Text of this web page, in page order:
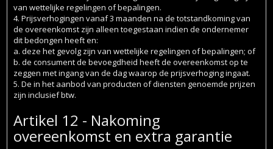
van wettelijke regelingen of bepalingen.
4. Prijsverhogingen vanaf 3 maanden na de totstandkoming van
de overeenkomst zijn alleen toegestaan indien de ondernemer
dit bedongen heeft en:
a. deze het gevolg zijn van wettelijke regelingen of bepalingen; of
b. de consument de bevoegdheid heeft de overeenkomst op te
zeggen met ingang van de dag waarop de prijsverhoging ingaat.
5. De in het aanbod van producten of diensten genoemde prijzen
zijn inclusief btw.
Artikel 12 - Nakoming
overeenkomst en extra garantie